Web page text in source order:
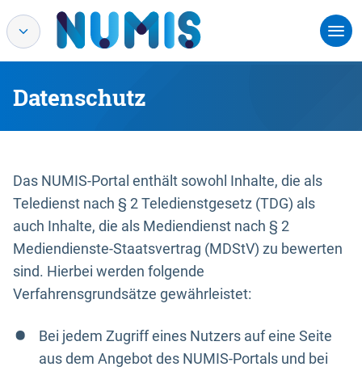
Datenschutz
Das NUMIS-Portal enthält sowohl Inhalte, die als
Teledienst nach § 2 Teledienstgesetz (TDG) als
auch Inhalte, die als Mediendienst nach § 2
Mediendienste-Staatsvertrag (MDStV) zu bewerten
sind. Hierbei werden folgende
Verfahrensgrundsätze gewährleistet:
Bei jedem Zugriff eines Nutzers auf eine Seite
aus dem Angebot des NUMIS-Portals und bei